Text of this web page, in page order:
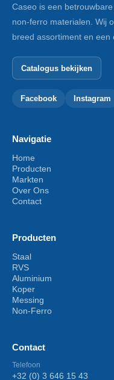
Caseo is een
non-ferro materialen. Wij
breed assortiment en een
Catalogus bekijken
Facebook Instagram
Navigatie
Home
Producten
Markten
Over Ons
Contact
Producten
Staal
RVS
Aluminium
Koper
Messing
Non-Ferro
Contact
Telefoon
+32 (0) 3 646 15 43